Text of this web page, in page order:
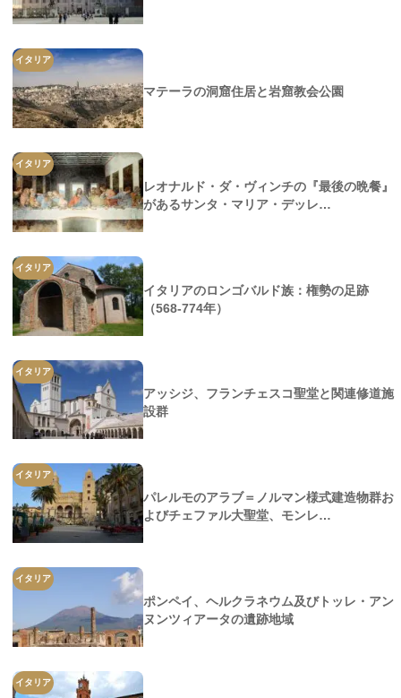
イタリア
マテーラの洞窟住居と岩窟教会公園
イタリア
レオナルド・ダ・ヴィンチの『最後の晩餐』
があるサンタ・マリア・デッレ…
イタリア
イタリアのロンゴバルド族：権勢の足跡
（568-774年）
イタリア
アッシジ、フランチェスコ聖堂と関連修道施
設群
イタリア
パレルモのアラブ＝ノルマン様式建造物群お
よびチェファル大聖堂、モンレ…
イタリア
ポンペイ、ヘルクラネウム及びトッレ・アン
ヌンツィアータの遺跡地域
イタリア